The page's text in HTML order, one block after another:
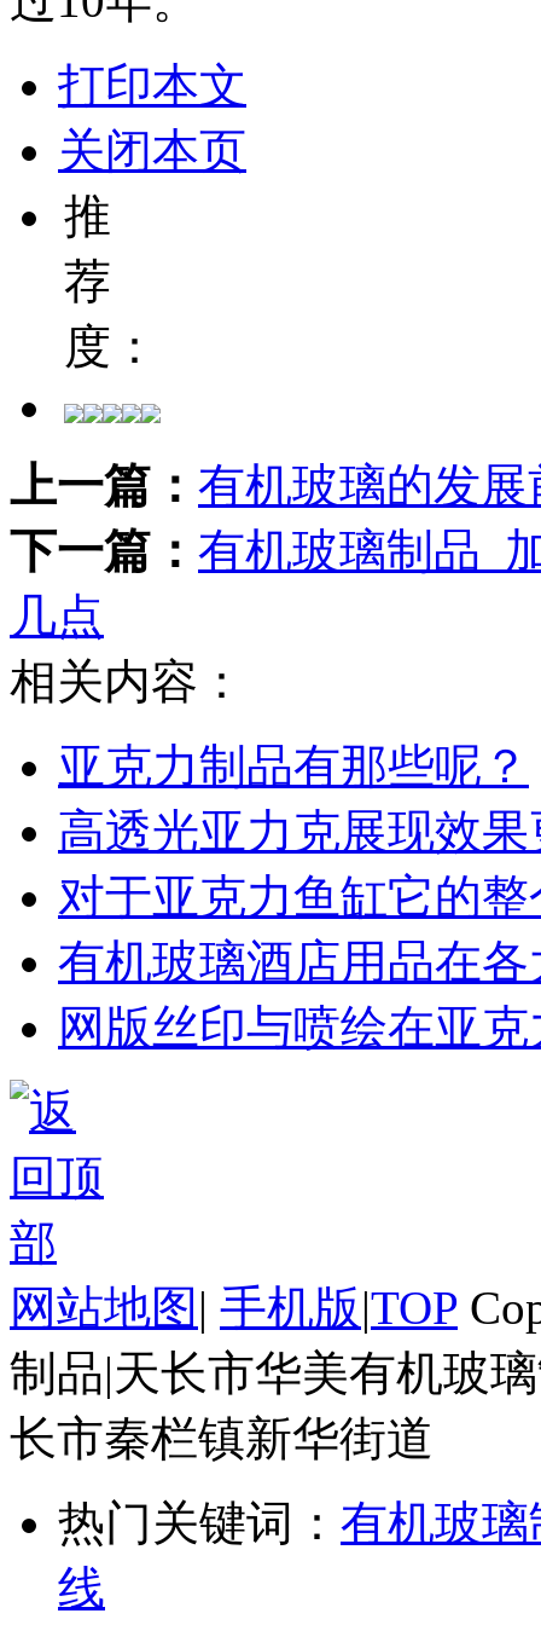
打印本文
关闭本页
推
荐
度：
上一篇： 有机玻璃的发
下一篇： 有机玻璃制品_
几点
相关内容：
亚克力制品有那些呢？
高透光亚力克展现效果
对于亚克力鱼缸它的
有机玻璃酒店用品在
网版丝印与喷绘在亚
网站地图 | 手机版|TOP
制品|天长市华美有机玻
长市秦栏镇新华街道
热门关键词： 有机玻璃
线